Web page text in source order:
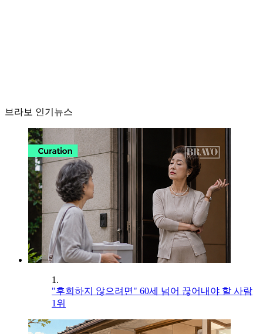
브라보 인기뉴스
1.
"후회하지 않으려면" 60세 넘어 끊어내야 할 사람
1위